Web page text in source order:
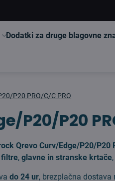
Dodatki za druge blagovne
P20 PRO/C/C PRO
P20/P20
Qrevo Curv/Edge/P20/P20
filtre,glavne in stranske krtače,
do 24 ur, brezplačna dostava